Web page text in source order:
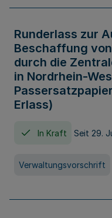
Runderlass zur
Beschaffung
durch die
in Nordrhein-
Erlass)
In Kraft Seit 29.
Verwaltungsvorschrift